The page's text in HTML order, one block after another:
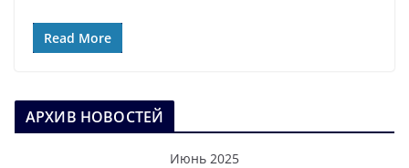
Read More
АРХИВ НОВОСТЕЙ
Июнь 2025